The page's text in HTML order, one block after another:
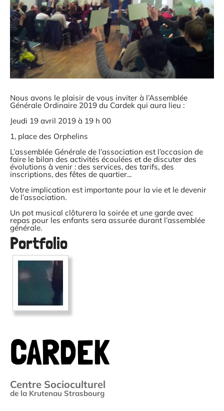
Nous avons le plaisir de vous inviter à l’Assemblée
Générale Ordinaire 2019 du Cardek qui aura lieu :
Jeudi 19 avril 2019 à 19 h 00
1, place des Orphelins
L’assemblée Générale de l’association est l’occasion de
faire le bilan des activités écoulées et de discuter des
évolutions à venir : des services, des tarifs, des
inscriptions, des fêtes de quartier...
Votre implication est importante pour la vie et le devenir
de l’association.
Un pot musical clôturera la soirée et une garde avec
repas pour les enfants sera assurée durant l’assemblée
générale.
Portfolio
CARDEK
Centre Socioculturel
de la Krutenau Strasbourg